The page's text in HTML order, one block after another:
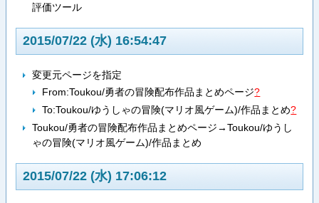
評価ツール
2015/07/22 (水) 16:54:47
変更元ページを指定
From:Toukou/勇者の冒険配布作品まとめページ?
To:Toukou/ゆうしゃの冒険(マリオ風ゲーム)/作品まとめ?
Toukou/勇者の冒険配布作品まとめページ→Toukou/ゆうし
ゃの冒険(マリオ風ゲーム)/作品まとめ
2015/07/22 (水) 17:06:12